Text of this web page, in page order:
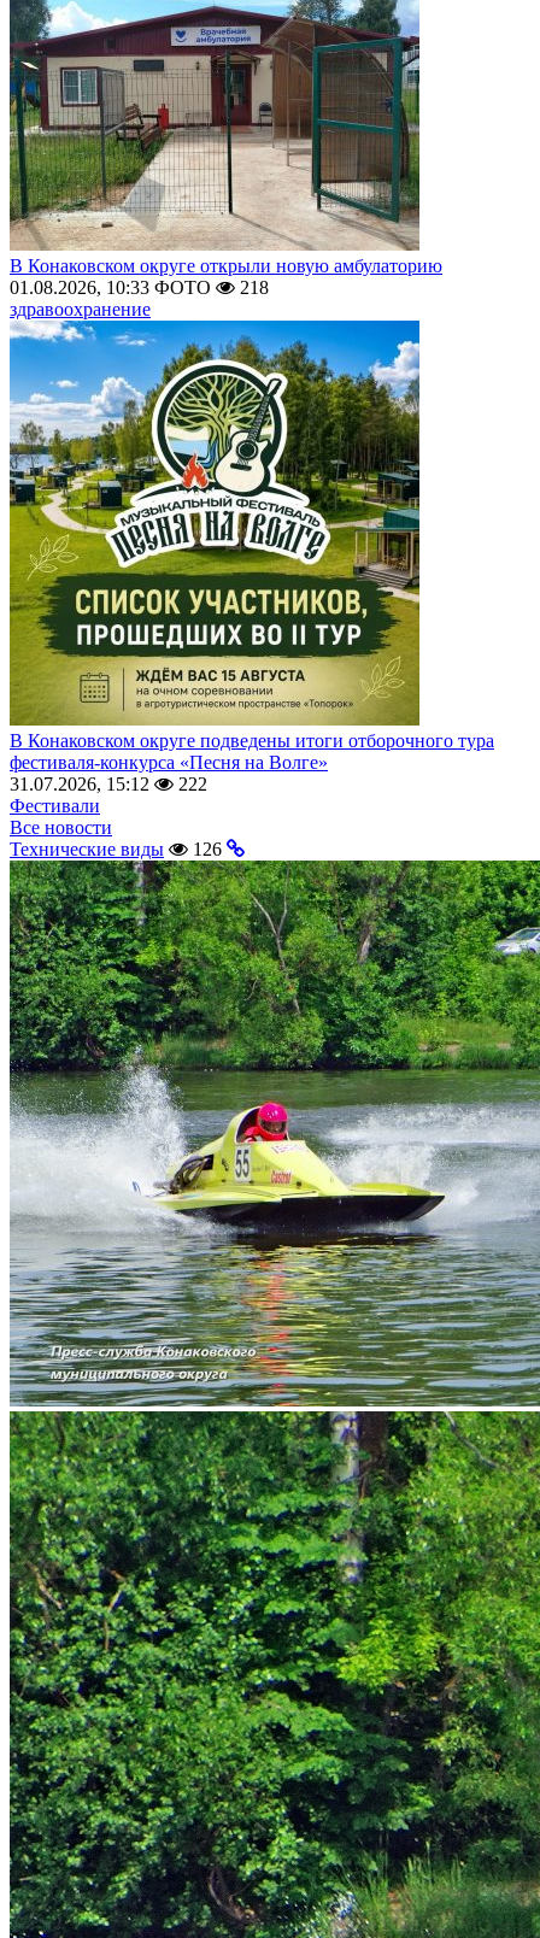
В Конаковском округе открыли новую амбулаторию
01.08.2026, 10:33 ФОТО
218
здравоохранение
В Конаковском округе подведены итоги отборочного тура
фестиваля-конкурса «Песня на Волге»
31.07.2026, 15:12
222
Фестивали
Все новости
Технические виды
126